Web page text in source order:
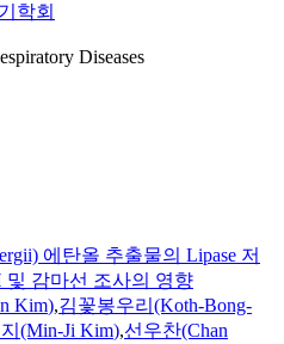
학회
Diseases
에탄올 추출물의 Lipase 저
및 감마선 조사의 영향
Kim),김꽃봉우리(Koth-Bong-
(Min-Ji Kim),선우찬(Chan